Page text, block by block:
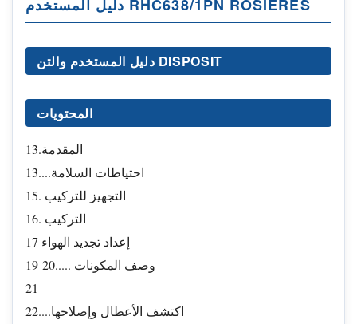
دليل المستخدم RHC638/1PN ROSIERES
دليل المستخدم والتن DISPOSIT
المحتويات
13.المقدمة
13....احتياطات السلامة
15. التجهيز للتركيب
16. التركيب
17 إعداد تجديد الهواء
19-20..... وصف المكونات
21 ____
22....اكتشف الأعطال وإصلاحها